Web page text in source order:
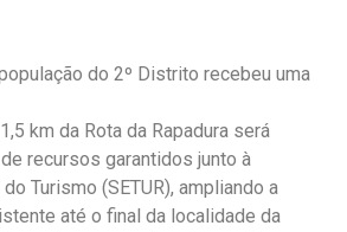
do 2º Distrito recebeu uma
km da Rota da Rapadura será
recursos garantidos junto à
Turismo (SETUR), ampliando a
até o final da localidade da